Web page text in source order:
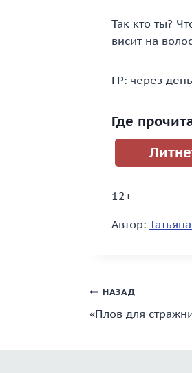
Так кто ты?
висит на
ГР: через день
Где
12+
Автор:
Навигация
по
НАЗАД
«Плов для